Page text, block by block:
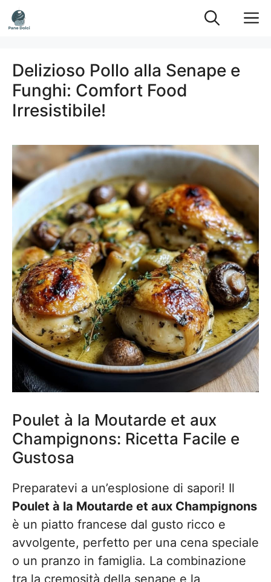
Vai
al
Delizioso Pollo alla Senape e
Funghi: Comfort Food
Irresistibile!
Poulet à la Moutarde et aux
Champignons: Ricetta Facile e
Gustosa
Preparatevi a un’esplosione di sapori! Il
Poulet à la Moutarde et aux Champignons
è un piatto francese dal gusto ricco e
avvolgente, perfetto per una cena speciale
o un pranzo in famiglia. La combinazione
tra la cremosità della senape e la